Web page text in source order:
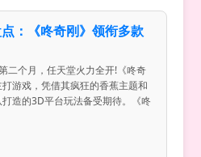
：《咚奇刚》领衔多款
二个月，任天堂火力全开!《咚奇
游戏，凭借其疯狂的香蕉主题和
打造的3D平台玩法备受期待。《咚